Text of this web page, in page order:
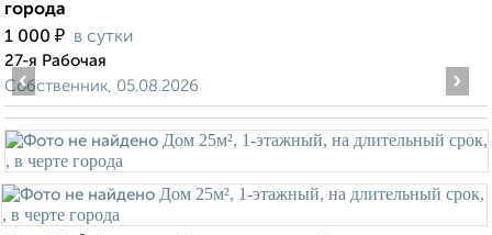
города
1 000 ₽ в сутки
27-я Рабочая
Собственник, 05.08.2026
‹ ›